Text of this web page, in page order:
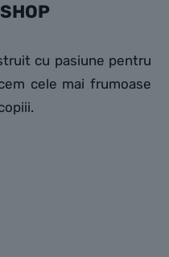
cu pasiune pentru
cele mai frumoase